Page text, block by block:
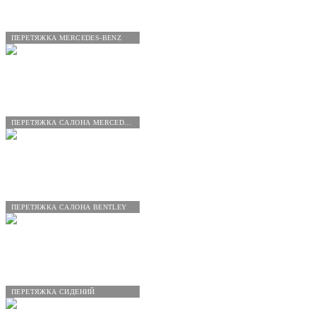
ПЕРЕТЯЖКА MERCEDES-BENZ
ПЕРЕТЯЖКА САЛОНА BENTLEY
ПЕРЕТЯЖКА СИДЕНИЙ